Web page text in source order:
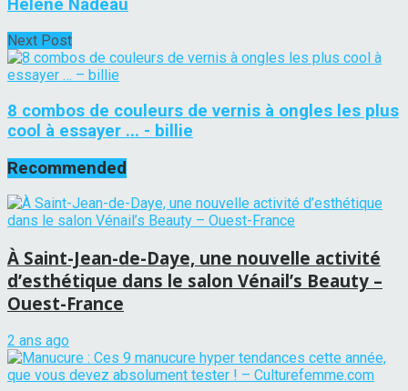
Hélène Nadeau
Next Post
8 combos de couleurs de vernis à ongles les plus
cool à essayer ... - billie
Recommended
À Saint-Jean-de-Daye, une nouvelle activité
d’esthétique dans le salon Vénail’s Beauty –
Ouest-France
2 ans ago